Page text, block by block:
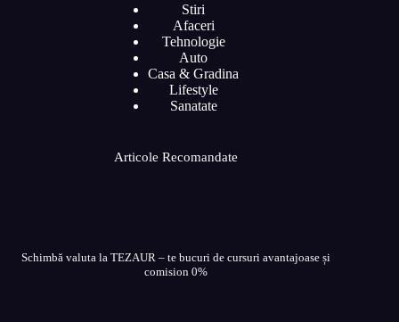
Stiri
Afaceri
Tehnologie
Auto
Casa & Gradina
Lifestyle
Sanatate
Articole Recomandate
Schimbă valuta la TEZAUR – te bucuri de cursuri avantajoase și
comision 0%